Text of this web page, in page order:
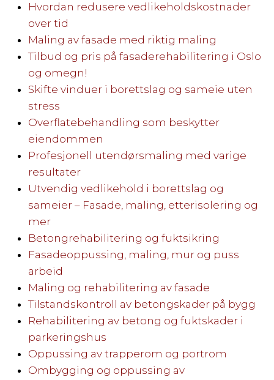
Hvordan redusere vedlikeholdskostnader
over tid
Maling av fasade med riktig maling
Tilbud og pris på fasaderehabilitering i Oslo
og omegn!
Skifte vinduer i borettslag og sameie uten
stress
Overflatebehandling som beskytter
eiendommen
Profesjonell utendørsmaling med varige
resultater
Utvendig vedlikehold i borettslag og
sameier – Fasade, maling, etterisolering og
mer
Betongrehabilitering og fuktsikring
Fasadeoppussing, maling, mur og puss
arbeid
Maling og rehabilitering av fasade
Tilstandskontroll av betongskader på bygg
Rehabilitering av betong og fuktskader i
parkeringshus
Oppussing av trapperom og portrom
Ombygging og oppussing av